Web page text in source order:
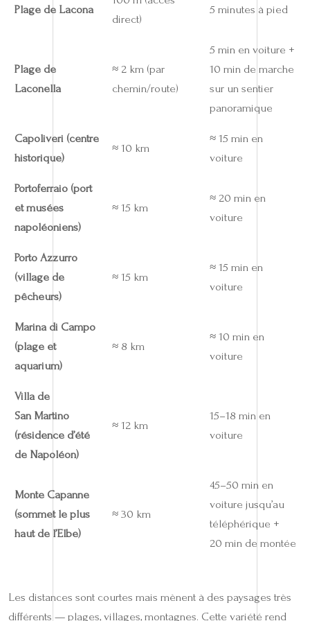
Plage de Lacona
direct)
5 minutes à pied
Plage de
Laconella
≈ 2 km (par
chemin/route)
5 min en voiture +
10 min de marche
sur un sentier
panoramique
Capoliveri (centre
historique)
≈ 10 km
≈ 15 min en
voiture
Portoferraio (port
et musées
napoléoniens)
≈ 15 km
≈ 20 min en
voiture
Porto Azzurro
(village de
pêcheurs)
≈ 15 km
≈ 15 min en
voiture
Marina di Campo
(plage et
aquarium)
≈ 8 km
≈ 10 min en
voiture
Villa de
San Martino
(résidence d’été
de Napoléon)
≈ 12 km
15–18 min en
voiture
Monte Capanne
(sommet le plus
haut de l’Elbe)
≈ 30 km
45–50 min en
voiture jusqu’au
téléphérique +
20 min de montée
Les distances sont courtes mais mènent à des paysages très
différents — plages, villages, montagnes. Cette variété rend